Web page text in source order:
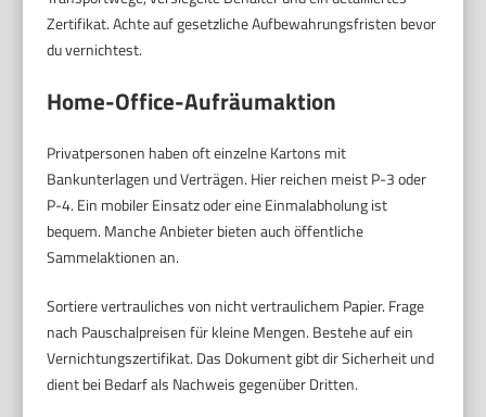
Zertifikat. Achte auf gesetzliche Aufbewahrungsfristen bevor
du vernichtest.
Home-Office-Aufräumaktion
Privatpersonen haben oft einzelne Kartons mit
Bankunterlagen und Verträgen. Hier reichen meist P-3 oder
P-4. Ein mobiler Einsatz oder eine Einmalabholung ist
bequem. Manche Anbieter bieten auch öffentliche
Sammelaktionen an.
Sortiere vertrauliches von nicht vertraulichem Papier. Frage
nach Pauschalpreisen für kleine Mengen. Bestehe auf ein
Vernichtungszertifikat. Das Dokument gibt dir Sicherheit und
dient bei Bedarf als Nachweis gegenüber Dritten.